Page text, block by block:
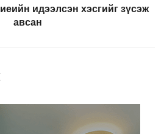
идээлсэн хэсгийг зүсэж
авсан